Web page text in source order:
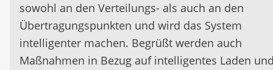
sowohl an den Verteilungs- als auch an den
Übertragungspunkten und wird das System
intelligenter machen. Begrüßt werden auch
Maßnahmen in Bezug auf intelligentes Laden